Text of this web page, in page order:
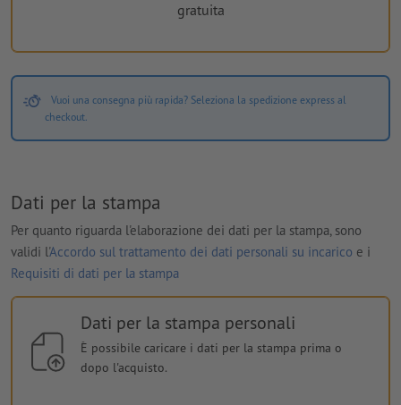
gratuita
Vuoi una consegna più rapida? Seleziona la spedizione express al
checkout.
Dati per la stampa
Per quanto riguarda l'elaborazione dei dati per la stampa, sono
validi l'Accordo sul trattamento dei dati personali su incarico e i
Requisiti di dati per la stampa
Dati per la stampa personali
È possibile caricare i dati per la stampa prima o
dopo l'acquisto.